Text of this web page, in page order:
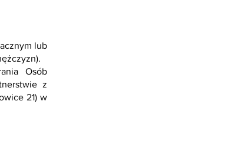
lub
Osób
z
21) w